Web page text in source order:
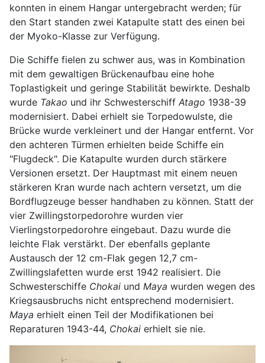
konnten in einem Hangar untergebracht werden; für
den Start standen zwei Katapulte statt des einen bei
der Myoko-Klasse zur Verfügung.
Die Schiffe fielen zu schwer aus, was in Kombination
mit dem gewaltigen Brückenaufbau eine hohe
Toplastigkeit und geringe Stabilität bewirkte. Deshalb
wurde Takao und ihr Schwesterschiff Atago 1938-39
modernisiert. Dabei erhielt sie Torpedowulste, die
Brücke wurde verkleinert und der Hangar entfernt. Vor
den achteren Türmen erhielten beide Schiffe ein
"Flugdeck". Die Katapulte wurden durch stärkere
Versionen ersetzt. Der Hauptmast mit einem neuen
stärkeren Kran wurde nach achtern versetzt, um die
Bordflugzeuge besser handhaben zu können. Statt der
vier Zwillingstorpedorohre wurden vier
Vierlingstorpedorohre eingebaut. Dazu wurde die
leichte Flak verstärkt. Der ebenfalls geplante
Austausch der 12 cm-Flak gegen 12,7 cm-
Zwillingslafetten wurde erst 1942 realisiert. Die
Schwesterschiffe Chokai und Maya wurden wegen des
Kriegsausbruchs nicht entsprechend modernisiert.
Maya erhielt einen Teil der Modifikationen bei
Reparaturen 1943-44, Chokai erhielt sie nie.